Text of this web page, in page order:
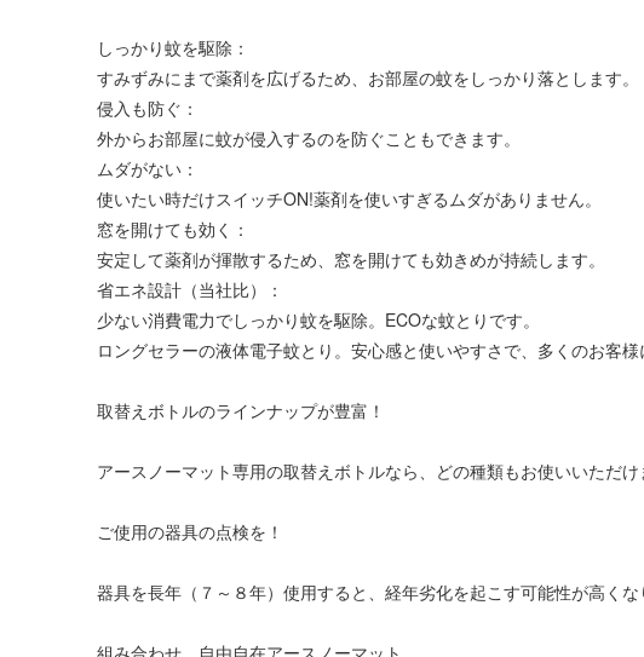
しっかり蚊を駆除：
すみずみにまで薬剤を広げるため、お部屋の蚊をしっかり落とします。
侵入も防ぐ：
外からお部屋に蚊が侵入するのを防ぐこともできます。
ムダがない：
使いたい時だけスイッチON!薬剤を使いすぎるムダがありません。
窓を開けても効く：
安定して薬剤が揮散するため、窓を開けても効きめが持続します。
省エネ設計（当社比）：
少ない消費電力でしっかり蚊を駆除。ECOな蚊とりです。
ロングセラーの液体電子蚊とり。安心感と使いやすさで、多くのお客様
取替えボトルのラインナップが豊富！
アースノーマット専用の取替えボトルなら、どの種類もお使いいただけ
ご使用の器具の点検を！
器具を長年（７～８年）使用すると、経年劣化を起こす可能性が高く
組み合わせ 自由自在アースノーマット